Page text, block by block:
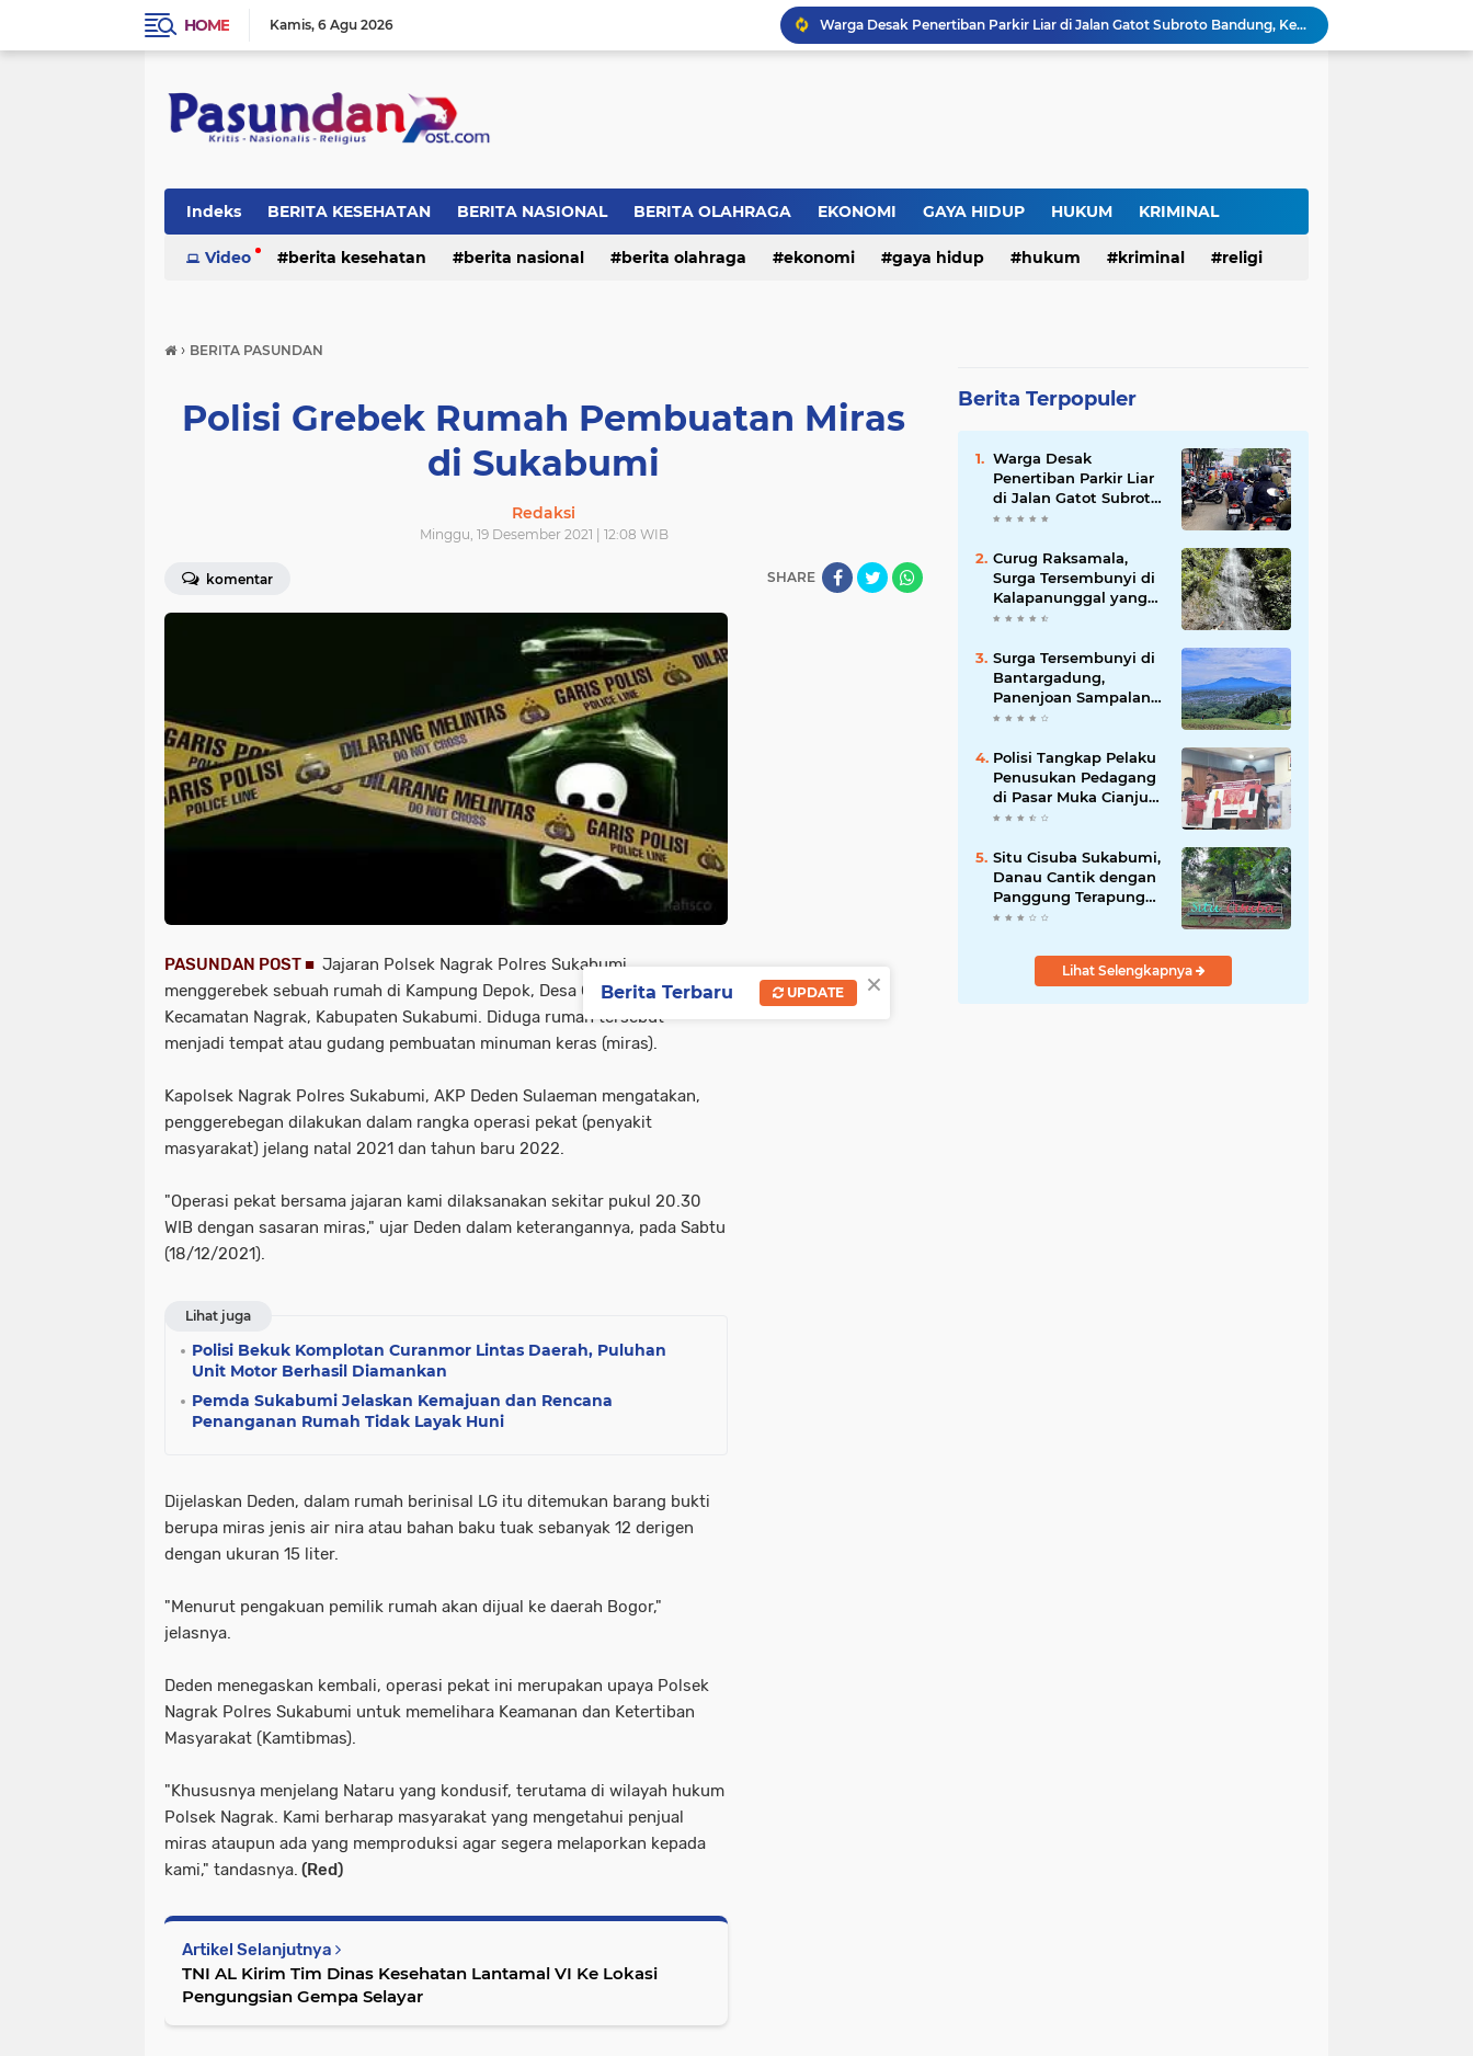
HOME Kamis 6 Agu 2026
Warga Desak Penertiban Parkir Liar di Jalan Gatot Subroto Bandung, Kemacetan Dinilai Makin Mengkhawatirkan
Curug Raksamala, Surga Tersembunyi di Kalapanunggal yang Siap Menjadi Ikon Wisata Alam Baru Kabupaten Sukabumi
Harga BBM Pertamina di Jawa Barat Turun Mulai 2 Agustus 2026, Pertamax Jadi Rp15.950 per Liter, Cek Daftar Harga Terbaru
Indeks BERITA KESEHATAN BERITA NASIONAL BERITA OLAHRAGA EKONOMI GAYA HIDUP HUKUM KRIMINAL
RELIGI
Video berita kesehatan berita nasional berita olahraga ekonomi gaya hidup hukum kriminal religi
› BERITA PASUNDAN
Polisi Grebek Rumah Pembuatan Miras
di Sukabumi
Redaksi
Minggu, 19 Desember 2021 | 12:08 WIB
komentar SHARE
PASUNDAN POST ■ Jajaran Polsek Nagrak Polres Sukabumi,
menggerebek sebuah rumah di Kampung Depok, Desa Cisarua,
Kecamatan Nagrak, Kabupaten Sukabumi. Diduga rumah tersebut
menjadi tempat atau gudang pembuatan minuman keras (miras).
Kapolsek Nagrak Polres Sukabumi, AKP Deden Sulaeman mengatakan,
penggerebegan dilakukan dalam rangka operasi pekat (penyakit
masyarakat) jelang natal 2021 dan tahun baru 2022.
"Operasi pekat bersama jajaran kami dilaksanakan sekitar pukul 20.30
WIB dengan sasaran miras," ujar Deden dalam keterangannya, pada Sabtu
(18/12/2021).
Lihat juga
Polisi Bekuk Komplotan Curanmor Lintas Daerah, Puluhan
Unit Motor Berhasil Diamankan
Pemda Sukabumi Jelaskan Kemajuan dan Rencana
Penanganan Rumah Tidak Layak Huni
Dijelaskan Deden, dalam rumah berinisal LG itu ditemukan barang bukti
berupa miras jenis air nira atau bahan baku tuak sebanyak 12 derigen
dengan ukuran 15 liter.
"Menurut pengakuan pemilik rumah akan dijual ke daerah Bogor,"
jelasnya.
Deden menegaskan kembali, operasi pekat ini merupakan upaya Polsek
Nagrak Polres Sukabumi untuk memelihara Keamanan dan Ketertiban
Masyarakat (Kamtibmas).
"Khususnya menjelang Nataru yang kondusif, terutama di wilayah hukum
Polsek Nagrak. Kami berharap masyarakat yang mengetahui penjual
miras ataupun ada yang memproduksi agar segera melaporkan kepada
kami," tandasnya. (Red)
Artikel Selanjutnya
TNI AL Kirim Tim Dinas Kesehatan Lantamal VI Ke Lokasi
Pengungsian Gempa Selayar
Berita Terpopuler
Warga Desak
Penertiban Parkir Liar
di Jalan Gatot Subroto
Bandung, Kemacetan
Mengkhawatirkan
Curug Raksamala,
Surga Tersembunyi di
Kalapanunggal yang
Siap Menjadi Ikon
Kabupaten Sukabumi
Surga Tersembunyi di
Bantargadung,
Panenjoan Sampalan
Bersiap Menjadi
Baru Sukabumi
Polisi Tangkap Pelaku
Penusukan Pedagang
di Pasar Muka Cianjur,
Terancam 15 Tahun
Situ Cisuba Sukabumi,
Danau Cantik dengan
Panggung Terapung
yang Cocok Jadi
Pekan
Lihat Selengkapnya
×
Berita Terbaru UPDATE